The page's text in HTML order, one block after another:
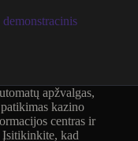
apžvalgas,
kazino
centras ir
Įsitikinkite, kad